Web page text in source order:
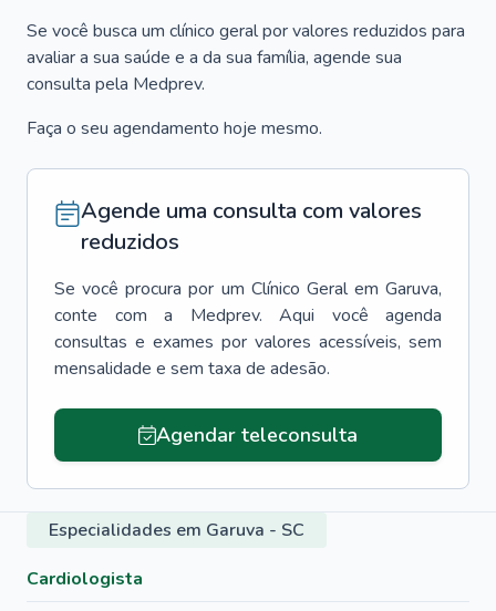
Se você busca um clínico geral por valores reduzidos para
avaliar a sua saúde e a da sua família, agende sua
consulta pela Medprev.
Faça o seu agendamento hoje mesmo.
Agende uma consulta com valores
reduzidos
Se você procura por um Clínico Geral em Garuva,
conte com a Medprev. Aqui você agenda
consultas e exames por valores acessíveis, sem
mensalidade e sem taxa de adesão.
Agendar teleconsulta
Especialidades em Garuva - SC
Cardiologista